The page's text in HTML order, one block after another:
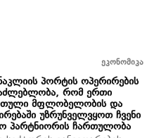
ეკონომიკა
პორტის ოპერირების
რომ ერთი
მფლობელობის და
უზრუნველვყოთ ჩვენი
პარტნიორის ჩართულობა